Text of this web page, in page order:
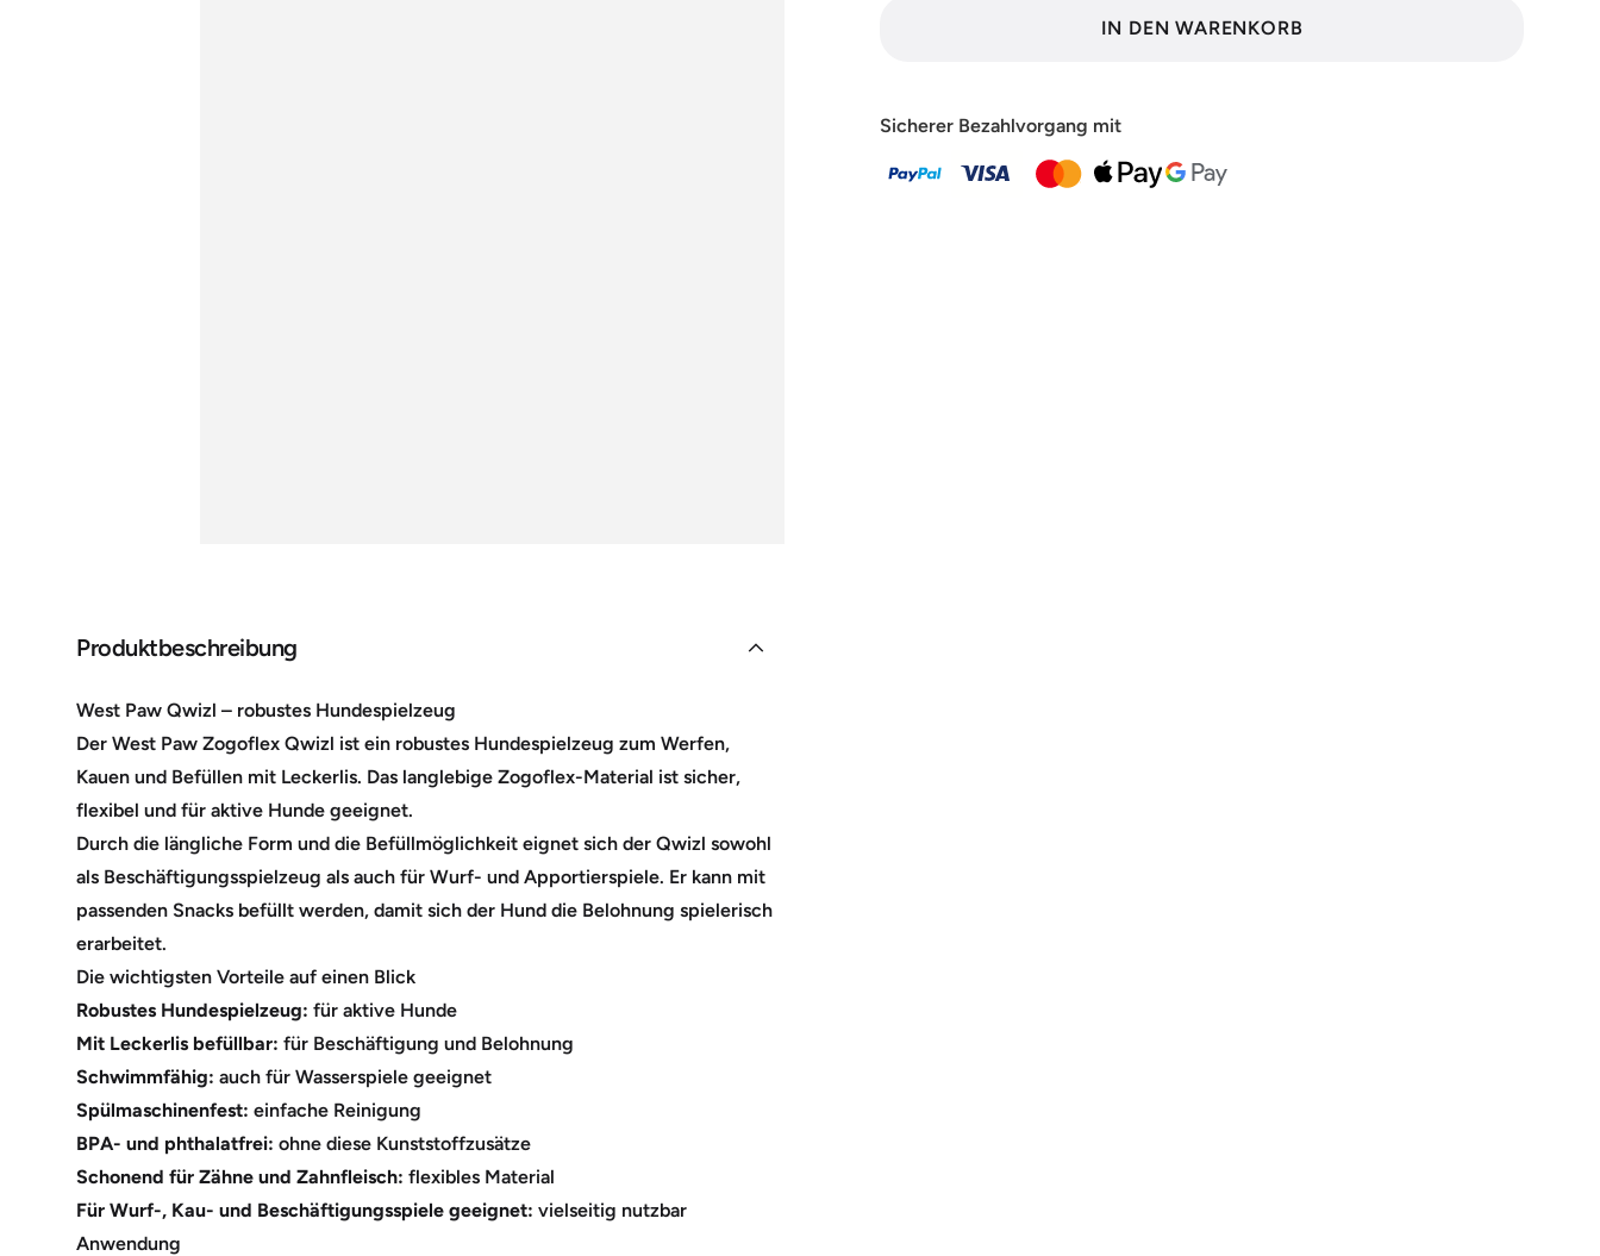
IN DEN WARENKORB
Sicherer Bezahlvorgang mit
Produktbeschreibung
West Paw Qwizl – robustes Hundespielzeug
Der West Paw Zogoflex Qwizl ist ein robustes Hundespielzeug zum Werfen,
Kauen und Befüllen mit Leckerlis. Das langlebige Zogoflex-Material ist sicher,
flexibel und für aktive Hunde geeignet.
Durch die längliche Form und die Befüllmöglichkeit eignet sich der Qwizl sowohl
als Beschäftigungsspielzeug als auch für Wurf- und Apportierspiele. Er kann mit
passenden Snacks befüllt werden, damit sich der Hund die Belohnung spielerisch
erarbeitet.
Die wichtigsten Vorteile auf einen Blick
Robustes Hundespielzeug: für aktive Hunde
Mit Leckerlis befüllbar: für Beschäftigung und Belohnung
Schwimmfähig: auch für Wasserspiele geeignet
Spülmaschinenfest: einfache Reinigung
BPA- und phthalatfrei: ohne diese Kunststoffzusätze
Schonend für Zähne und Zahnfleisch: flexibles Material
Für Wurf-, Kau- und Beschäftigungsspiele geeignet: vielseitig nutzbar
Anwendung